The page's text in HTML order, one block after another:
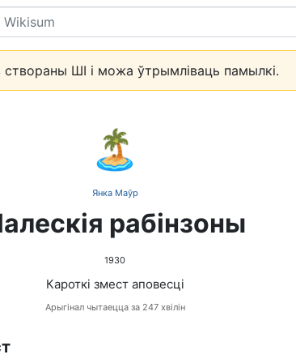
створаны ШІ і можа ўтрымліваць памылкі.
🏝️
Янка Маўр
рабінзоны
1930
Кароткі змест аповесці
Арыгінал чытаецца за 247 хвілін